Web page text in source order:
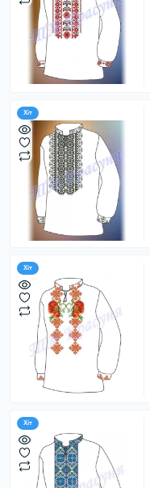
Хіт
Хіт
Хіт